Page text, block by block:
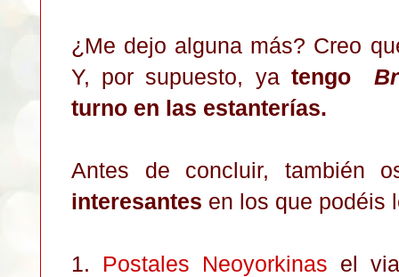
¿Me dejo alguna más? Creo
Y, por supuesto, ya tengo
turno en las estanterías.
Antes de concluir, también
interesantes en los que podéis
1. Postales Neoyorkinas el